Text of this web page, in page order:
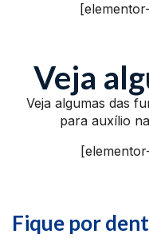
Veja
Veja algumas das
para auxílio
Fique por